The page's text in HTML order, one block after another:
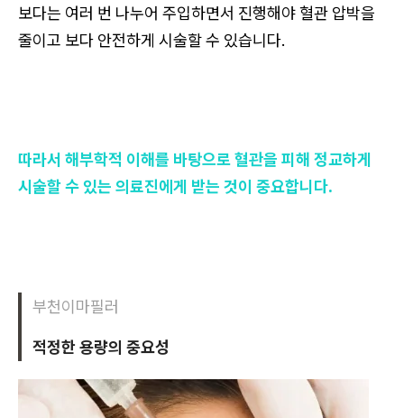
보다는 여러 번 나누어 주입하면서 진행해야 혈관 압박을
줄이고 보다 안전하게 시술할 수 있습니다.
따라서 해부학적 이해를 바탕으로 혈관을 피해 정교하게
시술할 수 있는 의료진에게 받는 것이 중요합니다.
부천이마필러
적정한 용량의 중요성